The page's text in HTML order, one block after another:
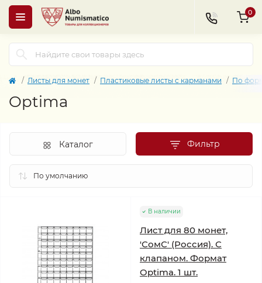
0
Листы для монет Пластиковые листы с карманами По
Optima
Фильтр
Каталог
В наличии
Лист для 80 монет,
'СомС' (Россия). С
клапаном. Формат
Optima. 1 шт.